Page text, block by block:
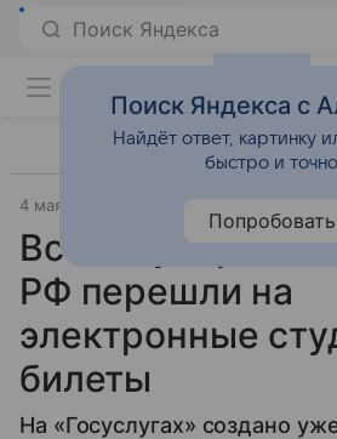
Поиск Яндекса
4 мая 2026
Все
РФ перешли на
электронные
билеты
На «Госуслугах» создано
Поиск Яндекса с
Найдёт ответ, картинку
быстро и точно
Попробовать